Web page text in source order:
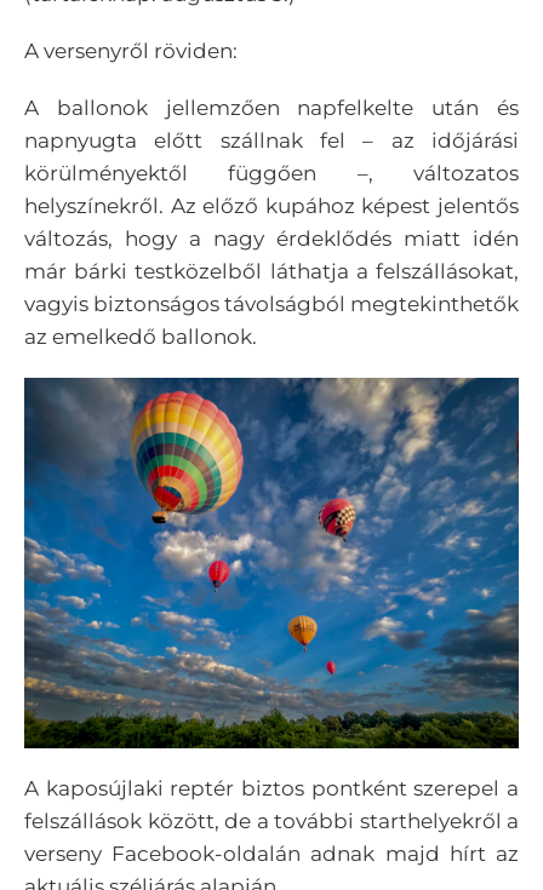
A versenyről röviden:
A ballonok jellemzően napfelkelte után és
napnyugta előtt szállnak fel – az időjárási
körülményektől függően –, változatos
helyszínekről. Az előző kupához képest jelentős
változás, hogy a nagy érdeklődés miatt idén
már bárki testközelből láthatja a felszállásokat,
vagyis biztonságos távolságból megtekinthetők
az emelkedő ballonok.
A kaposújlaki reptér biztos pontként szerepel a
felszállások között, de a további starthelyekről a
verseny Facebook-oldalán adnak majd hírt az